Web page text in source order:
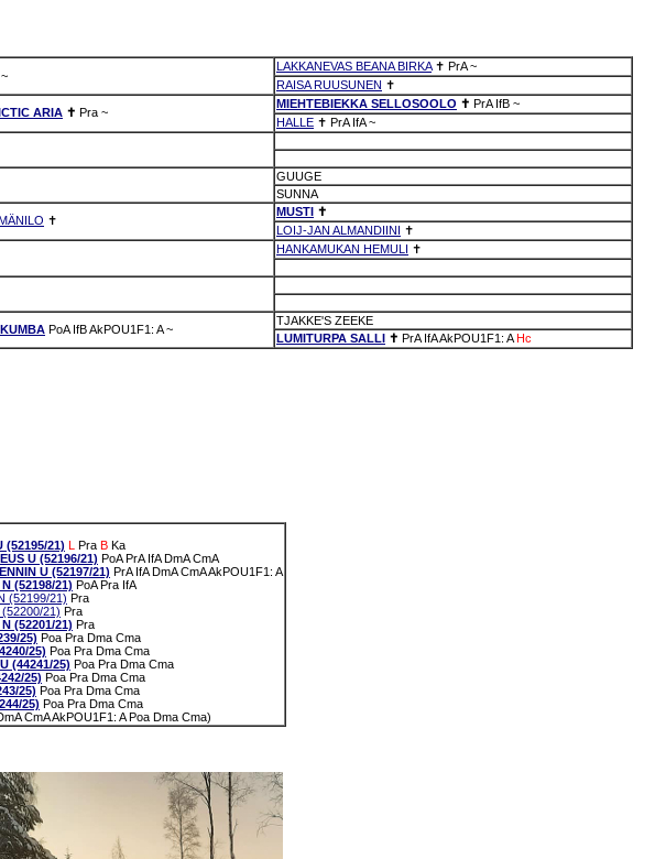
~
LAKKANEVAS BEANA BIRKA✝ PrA ~
RAISA RUUSUNEN ✝
ARIA ✝ Pra ~
MIEHTEBIEKKA SELLOSOOLO ✝ PrA IfB ~
HALLE ✝ PrA IfA ~
GUUGE
SUNNA
✝
MUSTI ✝
LOIJ-JAN ALMANDIINI ✝
HANKAMUKAN HEMULI ✝
PoA IfBAkPOU1F1: A ~
TJAKKE'S ZEEKE
LUMITURPA SALLI ✝ PrA IfAAkPOU1F1: A Hc
(52195/21) L Pra B Ka
U (52196/21) PoA PrA IfA DmA CmA
U (52197/21) PrA IfA DmA CmAAkPOU1F1: A
(52198/21) PoA Pra IfA
(52199/21) Pra
21) Pra
(52201/21) Pra
25) Poa Pra Dma Cma
25) Poa Pra Dma Cma
(44241/25) Poa Pra Dma Cma
25) Poa Pra Dma Cma
25) Poa Pra Dma Cma
25) Poa Pra Dma Cma
CmA AkPOU1F1: A Poa Dma Cma)